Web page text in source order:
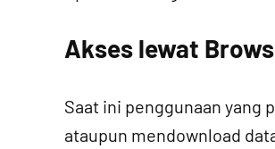
Akses lewat
Saat ini penggunaan yang
ataupun mendownload